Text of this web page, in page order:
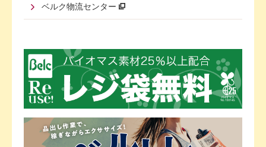
ベルク物流センター